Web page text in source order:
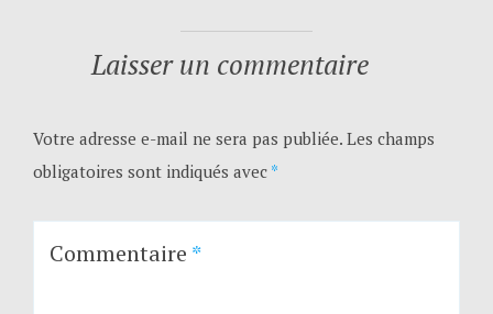
Laisser un commentaire
Votre adresse e-mail ne sera pas publiée. Les champs
obligatoires sont indiqués avec *
Commentaire *